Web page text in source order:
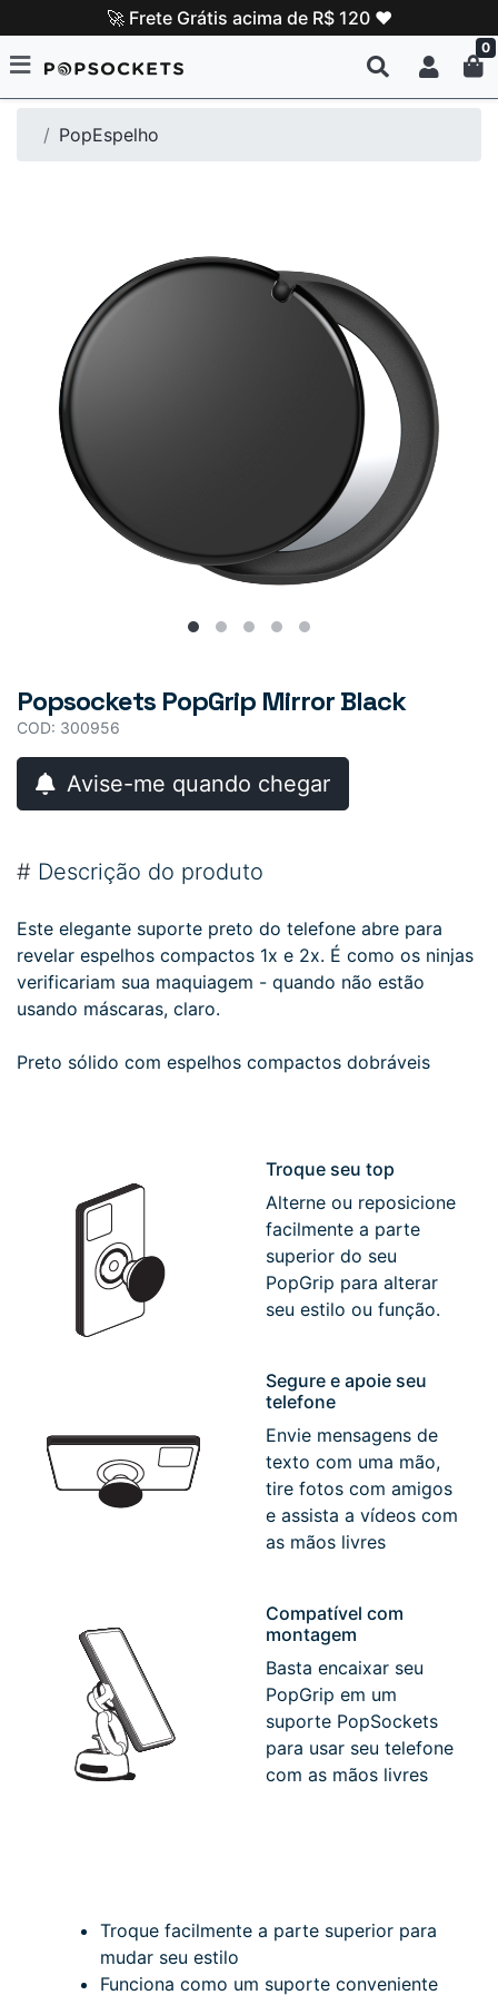
🚀 Frete Grátis acima de R$ 120 ❤️
0
PopEspelho
Popsockets PopGrip Mirror Black
COD: 300956
Avise-me quando chegar
# Descrição do produto
Este elegante suporte preto do telefone abre para
revelar espelhos compactos 1x e 2x. É como os ninjas
verificariam sua maquiagem - quando não estão
usando máscaras, claro.
Preto sólido com espelhos compactos dobráveis
Troque seu top
Alterne ou reposicione
facilmente a parte
superior do seu
PopGrip para alterar
seu estilo ou função.
Segure e apoie seu
telefone
Envie mensagens de
texto com uma mão,
tire fotos com amigos
e assista a vídeos com
as mãos livres
Compatível com
montagem
Basta encaixar seu
PopGrip em um
suporte PopSockets
para usar seu telefone
com as mãos livres
Troque facilmente a parte superior para
mudar seu estilo
Funciona como um suporte conveniente